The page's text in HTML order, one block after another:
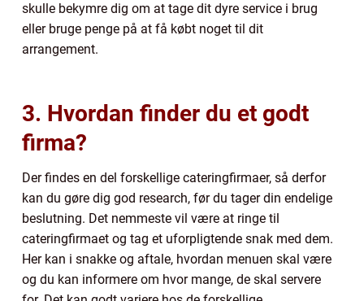
skulle bekymre dig om at tage dit dyre service i brug
eller bruge penge på at få købt noget til dit
arrangement.
3. Hvordan finder du et godt
firma?
Der findes en del forskellige cateringfirmaer, så derfor
kan du gøre dig god research, før du tager din endelige
beslutning. Det nemmeste vil være at ringe til
cateringfirmaet og tag et uforpligtende snak med dem.
Her kan i snakke og aftale, hvordan menuen skal være
og du kan informere om hvor mange, de skal servere